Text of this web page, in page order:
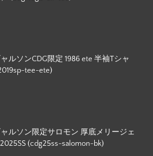
ルソンCDG限定 1986 ete 半袖Tシャ
tee-ete)
ルソン限定サロモン 厚底メリージェ
(cdg25ss-salomon-bk)